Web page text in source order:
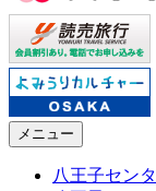
メニュー
八王子セン